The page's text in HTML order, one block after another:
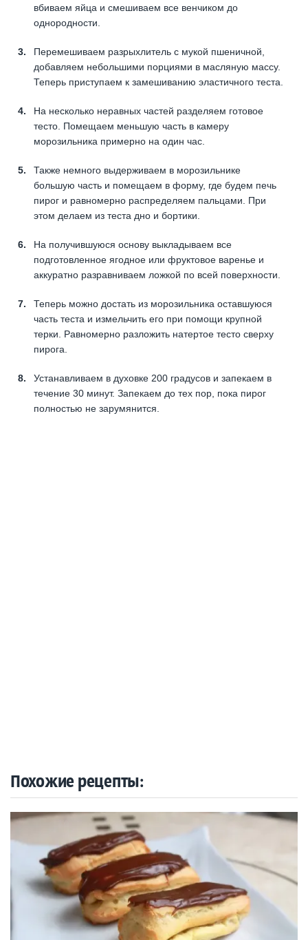
вбиваем яйца и смешиваем все венчиком до
однородности.
Перемешиваем разрыхлитель с мукой пшеничной,
добавляем небольшими порциями в масляную массу.
Теперь приступаем к замешиванию эластичного теста.
На несколько неравных частей разделяем готовое
тесто. Помещаем меньшую часть в камеру
морозильника примерно на один час.
Также немного выдерживаем в морозильнике
большую часть и помещаем в форму, где будем печь
пирог и равномерно распределяем пальцами. При
этом делаем из теста дно и бортики.
На получившуюся основу выкладываем все
подготовленное ягодное или фруктовое варенье и
аккуратно разравниваем ложкой по всей поверхности.
Теперь можно достать из морозильника оставшуюся
часть теста и измельчить его при помощи крупной
терки. Равномерно разложить натертое тесто сверху
пирога.
Устанавливаем в духовке 200 градусов и запекаем в
течение 30 минут. Запекаем до тех пор, пока пирог
полностью не зарумянится.
Похожие рецепты: